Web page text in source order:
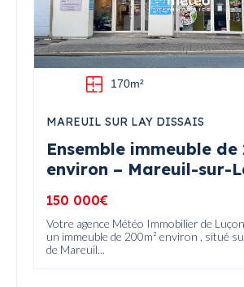
170m²
Ensemble immeuble de
environ – Mareuil-sur-
MAREUIL SUR LAY DISSAIS
150 000€
Votre agence Météo Immobilier de
un immeuble de 200m² environ , situé
de Mareuil...